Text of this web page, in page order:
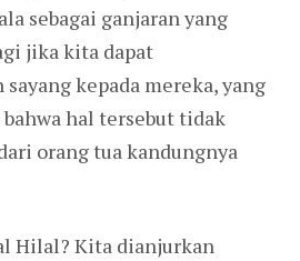
sebagai ganjaran yang
jika kita dapat
kepada mereka, yang
hal tersebut tidak
orang tua kandungnya
Hilal? Kita dianjurkan